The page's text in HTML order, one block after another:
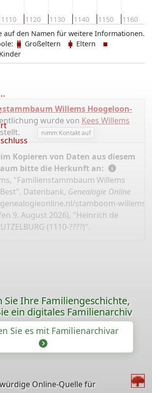
1110 1120 1130 1140 1150 1160
auf den Namen für weitere Informationen.
Großeltern
Eltern
Kinder
Willems Hoogeloon-
wurde von Kees Willems
nimm Kontakt auf
Kopieren von Daten aus diesem
bitte die Herkunft an:
"Familienstammbaum Willems
Datenbank, Genealogie Online
stamboom-willems-
9. August 2026), "Heinrich de
(1110-????)".
Sie Ihre Familiengeschichte,
ein digitales Familienarchiv
Sie es mit Familienarchivar
Online-Quelle für